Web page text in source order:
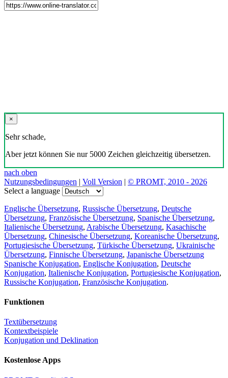
×
Sehr schade,
Aber jetzt können Sie nur 5000 Zeichen gleichzeitig übersetzen.
nach oben
Nutzungsbedingungen | Voll Version | © PROMT, 2010 - 2026
Select a language
Englische Übersetzung, Russische Übersetzung, Deutsche
Übersetzung, Französische Übersetzung, Spanische Übersetzung,
Italienische Übersetzung, Arabische Übersetzung, Kasachische
Übersetzung, Chinesische Übersetzung, Koreanische Übersetzung,
Portugiesische Übersetzung, Türkische Übersetzung, Ukrainische
Übersetzung, Finnische Übersetzung, Japanische Übersetzung
Spanische Konjugation, Englische Konjugation, Deutsche
Konjugation, Italienische Konjugation, Portugiesische Konjugation,
Russische Konjugation, Französische Konjugation.
Funktionen
Textübersetzung
Kontextbeispiele
Konjugation und Deklination
Kostenlose Apps